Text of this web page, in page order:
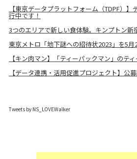
【東京データプラットフォーム（TDPF）
行中です！
3つのエリアで新しい食体験。キンプトン新
東京メトロ「地下謎への招待状2023」を5月
【キン肉マン】「ティーパックマン」のテ
【データ連携・活用促進プロジェクト】公
Tweets by NS_LOVEWalker